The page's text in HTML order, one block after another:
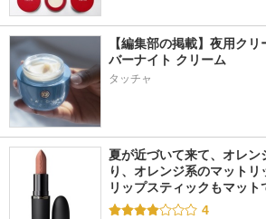
【編集部の掲載】夜用ク
バーナイト クリーム
タッチャ
夏が近づいて来て、オレン
り、オレンジ系のマットリ
リップスティックもマッ
4